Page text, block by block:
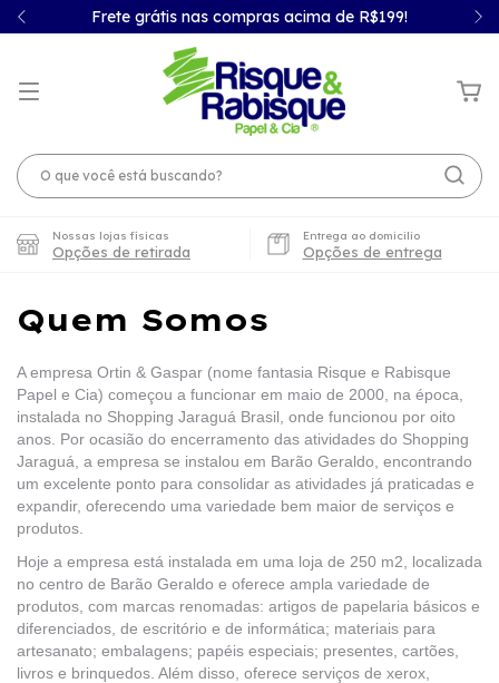
Frete grátis nas compras acima de R$199!
Nossas lojas físicas
Opções de retirada
Entrega ao domicilio
Opções de entrega
Quem Somos
A empresa Ortin & Gaspar (nome fantasia Risque e Rabisque
Papel e Cia) começou a funcionar em maio de 2000, na época,
instalada no Shopping Jaraguá Brasil, onde funcionou por oito
anos. Por ocasião do encerramento das atividades do Shopping
Jaraguá, a empresa se instalou em Barão Geraldo, encontrando
um excelente ponto para consolidar as atividades já praticadas e
expandir, oferecendo uma variedade bem maior de serviços e
produtos.
Hoje a empresa está instalada em uma loja de 250 m2, localizada
no centro de Barão Geraldo e oferece ampla variedade de
produtos, com marcas renomadas: artigos de papelaria básicos e
diferenciados, de escritório e de informática; materiais para
artesanato; embalagens; papéis especiais; presentes, cartões,
livros e brinquedos. Além disso, oferece serviços de xerox,